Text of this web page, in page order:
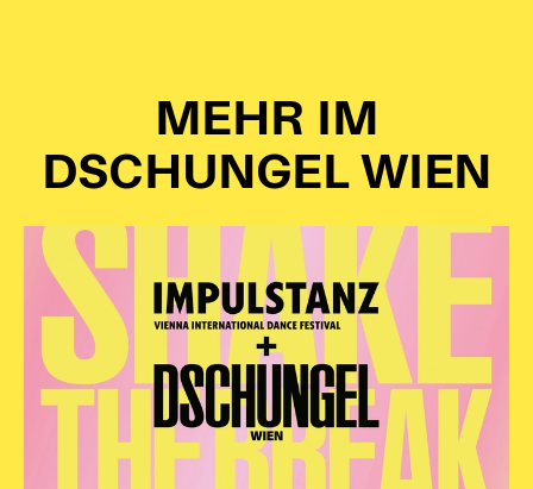
MEHR IM
DSCHUNGEL WIEN